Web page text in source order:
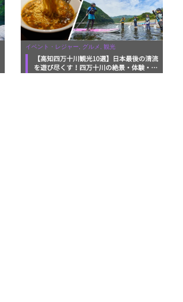
イベント・レジャー, グルメ, 観光
【高知四万十川観光10選】日本最後の清流
を遊び尽くす！四万十川の絶景・体験・グ